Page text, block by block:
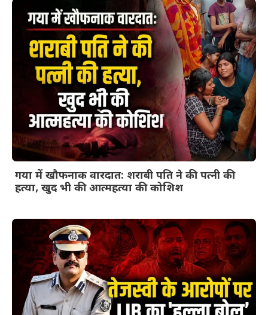
गया में खौफनाक वारदात: शराबी पति ने की पत्नी की
हत्या, खुद भी की आत्महत्या की कोशिश